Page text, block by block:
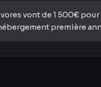
vont de 1 500€
première